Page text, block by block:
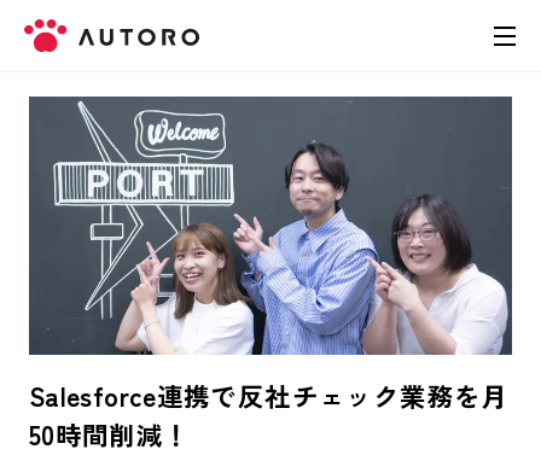
製品
料金
導入事例
お役立ち資料
お問い合わせ
Salesforce連携で反社チェック業務を月
50時間削減！